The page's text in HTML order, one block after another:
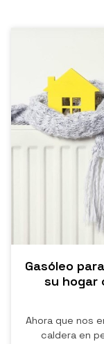
Gasóleo
su hogar
Ahora que nos
caldera en